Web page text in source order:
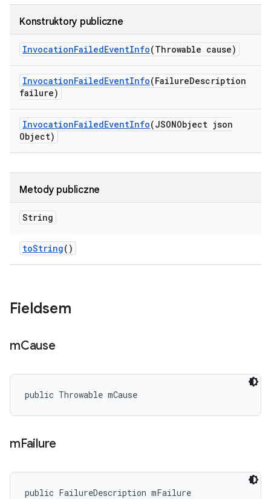
Konstruktory publiczne
InvocationFailedEventInfo(Throwable cause)
InvocationFailedEventInfo(FailureDescription
failure)
InvocationFailedEventInfo(JSONObject json
Object)
Metody publiczne
String
toString()
Fieldsem
mCause
public Throwable mCause
mFailure
public FailureDescription mFailure